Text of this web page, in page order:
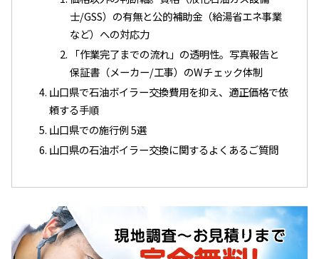
士/GSS）の有無と公的補助金（給湯省エネ事業
など）への対応力
「作業完了までの流れ」の透明性。写真報告と
保証書（メーカー/工事）のWチェック体制
山口県で石油ボイラー交換費用を抑え、適正価格で依
頼する手順
山口県での施行例 5選
山口県の石油ボイラー交換に関するよくあるご質問